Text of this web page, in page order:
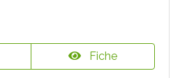
Fiche